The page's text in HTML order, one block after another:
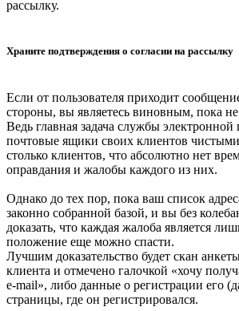
рассылку.
Храните подтверждения о согласии на рассылку
Если от пользователя приходит
стороны, вы являетесь виновным, пока не
Ведь главная задача службы электронной
почтовые ящики своих клиентов
столько клиентов, что абсолютно нет
оправдания и жалобы каждого из них.
Однако до тех пор, пока ваш список
законно собранной базой, и вы без
доказать, что каждая жалоба является
положение еще можно спасти.
Лучшим доказательство будет скан
клиента и отмечено галочкой «хочу
e-mail», либо данные о регистрации его
страницы, где он регистрировался.